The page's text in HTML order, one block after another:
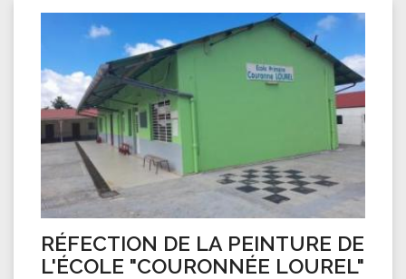
RÉFECTION DE LA PEINTURE DE
L'ÉCOLE "COURONNÉE LOUREL"